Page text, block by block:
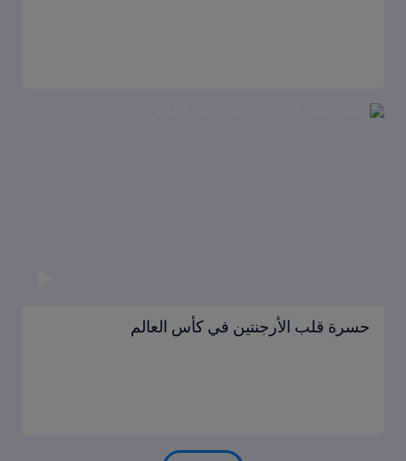
حسرة قلب الأرجنتين في كأس العالم